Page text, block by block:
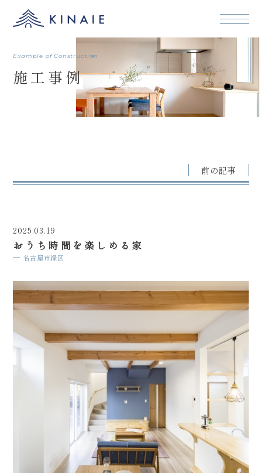
本文まで
Example of Construction
施工事例
前の記事
2025.03.19
おうち時間を楽しめる家
名古屋市緑区